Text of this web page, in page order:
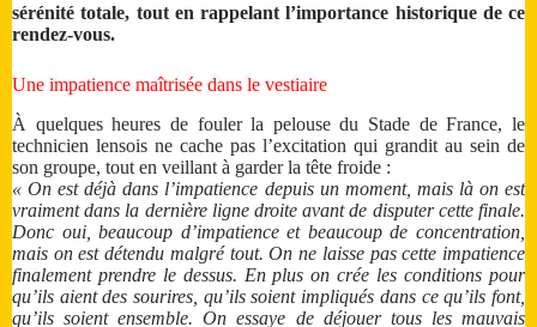
sérénité totale, tout en rappelant l’importance historique de ce
rendez-vous.
Une impatience maîtrisée dans le vestiaire
À quelques heures de fouler la pelouse du Stade de France, le
technicien lensois ne cache pas l’excitation qui grandit au sein de
son groupe, tout en veillant à garder la tête froide :
« On est déjà dans l’impatience depuis un moment, mais là on est
vraiment dans la dernière ligne droite avant de disputer cette finale.
Donc oui, beaucoup d’impatience et beaucoup de concentration,
mais on est détendu malgré tout. On ne laisse pas cette impatience
finalement prendre le dessus. En plus on crée les conditions pour
qu’ils aient des sourires, qu’ils soient impliqués dans ce qu’ils font,
qu’ils soient ensemble. On essaye de déjouer tous les mauvais